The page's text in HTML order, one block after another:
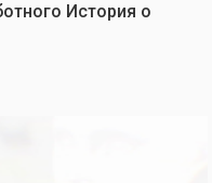
История о